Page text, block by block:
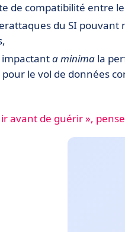
de compatibilité entre
du SI
impactanta minima la
pour le vol de données
avant de guérir »,